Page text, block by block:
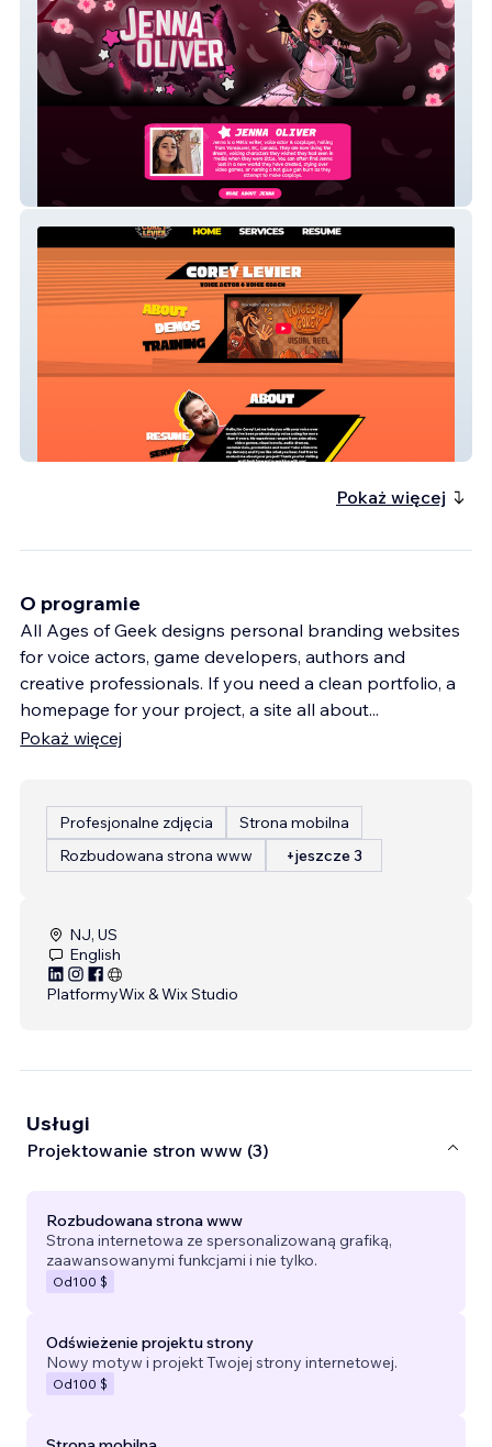
Jenna Oliver - Voice Acting, Writing and
Voices by Corey - Voice Acting Website
Pokaż więcej
O programie
All Ages of Geek designs personal branding websites
for voice actors, game developers, authors and
creative professionals. If you need a clean portfolio, a
homepage for your project, a site all about...
Pokaż więcej
Profesjonalne zdjęcia
Strona mobilna
Rozbudowana strona www
+jeszcze 3
NJ, US
English
PlatformyWix & Wix Studio
Usługi
Projektowanie stron www (3)
Rozbudowana strona www
Strona internetowa ze spersonalizowaną grafiką,
zaawansowanymi funkcjami i nie tylko.
Od100 $
Odświeżenie projektu strony
Nowy motyw i projekt Twojej strony internetowej.
Od100 $